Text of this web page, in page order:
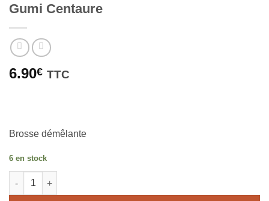
Gumi Centaure
6.90€ TTC
Brosse démêlante
6 en stock
quantité de Brosse cheveux Tunnel 9 Rangs Perlée Gumi